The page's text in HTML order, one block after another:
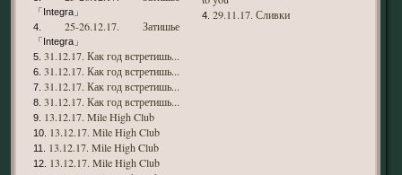
「Integra」
4. 25-26.12.17. Затишье
「Integra」
5. 31.12.17. Как год встретишь...
6. 31.12.17. Как год встретишь...
7. 31.12.17. Как год встретишь...
8. 31.12.17. Как год встретишь...
9. 13.12.17. Mile High Club
10. 13.12.17. Mile High Club
11. 13.12.17. Mile High Club
12. 13.12.17. Mile High Club
4. 29.11.17. Сливки